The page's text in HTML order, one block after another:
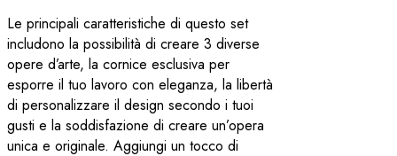
Le principali caratteristiche di questo set
includono la possibilità di creare 3 diverse
opere d’arte, la cornice esclusiva per
esporre il tuo lavoro con eleganza, la libertà
di personalizzare il design secondo i tuoi
gusti e la soddisfazione di creare un’opera
unica e originale. Aggiungi un tocco di